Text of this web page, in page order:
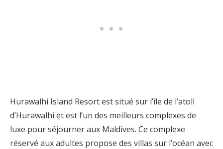
Hurawalhi Island Resort est situé sur l’île de l’atoll
d’Hurawalhi et est l’un des meilleurs complexes de
luxe pour séjourner aux Maldives. Ce complexe
réservé aux adultes propose des villas sur l’océan avec